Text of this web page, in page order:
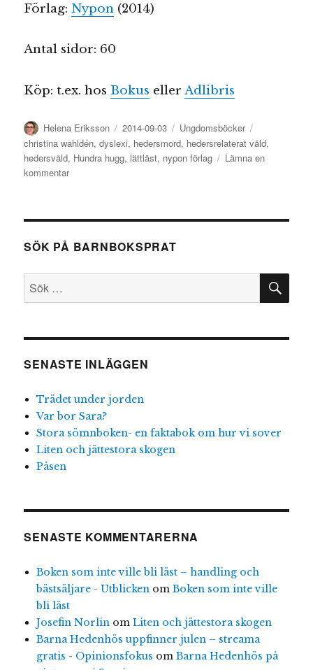
Förlag: Nypon (2014)
Antal sidor: 60
Köp: t.ex. hos Bokus ellerAdlibris
Författare
Helena Eriksson
Publicerat
den
2014-09-03 Kategorier
Ungdomsböcker
christina wahldén,dyslexi, hedersmord, hedersrelaterat våld,
hedersvåld, Hundra hugg, lättläst, nypon förlag
Lämna en
kommentartill
SÖK PÅ BARNBOKSPRAT
Sök
SENASTE INLÄGGEN
Trädet under jorden
Var bor Sara?
Stora sömnboken- en faktabok om hur vi sover
Liten och jättestora skogen
Påsen
SENASTE KOMMENTARERNA
Boken som inte ville bli läst – handling och
bästsäljare - Utblickenom Boken som inte ville
bli läst
Josefin Norlinom Liten och jättestora skogen
Barna Hedenhös uppfinner julen – streama
gratis - Opinionsfokus om Barna Hedenhös på